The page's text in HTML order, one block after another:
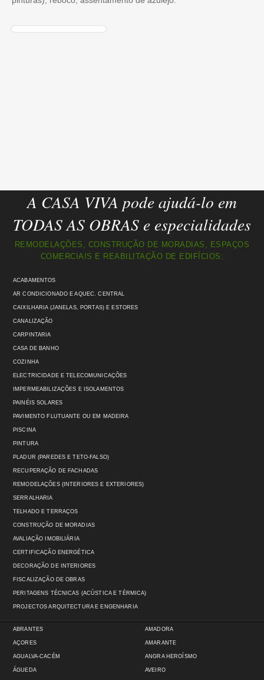
A CASA VIVA pode ajudá-lo em
TODAS AS OBRAS e especialidades
REMODELAÇÕES, CONSTRUÇÃO DE MORADIAS, ESPAÇOS
COMERCIAIS E REABILITAÇÃO DE EDIFÍCIOS:
ACABAMENTOS
AR CONDICIONADO E AQUEC. CENTRAL
CAIXILHARIA (JANELAS, PORTAS) E ESTORES
CANALIZAÇÃO
CARPINTARIA
CASA DE BANHO
COZINHA
ELECTRICIDADE E TELECOMUNICAÇÕES
IMPERMEABILIZAÇÕES E ISOLAMENTOS
PAINÉIS SOLARES
PAVIMENTO FLUTUANTE OU EM MADEIRA
PISCINA
PINTURA
PLADUR (PAREDES E TETO-FALSO)
RECUPERAÇÃO DE FACHADAS
REMODELAÇÕES (INTERIORES E EXTERIORES)
SERRALHARIA
TELHADO E TERRAÇOS
CONSTRUÇÃO DE MORADIAS
AVALIAÇÃO IMOBILIÁRIA
CERTIFICAÇÃO ENERGÉTICA
DECORAÇÃO DE INTERIORES
FISCALIZAÇÃO DE OBRAS
PERITAGENS TÉCNICAS (ACÚSTICA E TÉRMICA)
PROJECTOS ARQUITECTURA E ENGENHARIA
ABRANTES
AÇORES
AGUALVA-CACÉM
ÁGUEDA
AMADORA
AMARANTE
ANGRA HEROÍSMO
AVEIRO